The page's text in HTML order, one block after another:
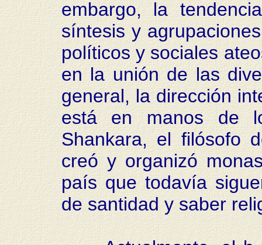
embargo, la
síntesis y
políticos y sociales
en la unión de las
general, la dirección
está en manos de
Shankara, el filósofo
creó y organizó
país que todavía
de santidad y saber